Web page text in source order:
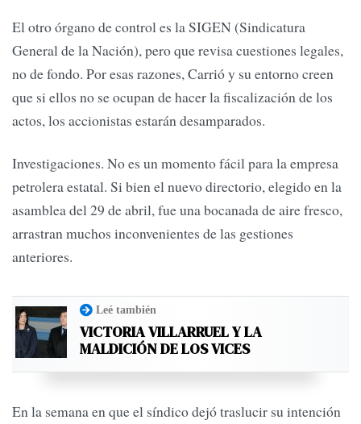
El otro órgano de control es la SIGEN (Sindicatura
General de la Nación), pero que revisa cuestiones legales,
no de fondo. Por esas razones, Carrió y su entorno creen
que si ellos no se ocupan de hacer la fiscalización de los
actos, los accionistas estarán desamparados.
Investigaciones. No es un momento fácil para la empresa
petrolera estatal. Si bien el nuevo directorio, elegido en la
asamblea del 29 de abril, fue una bocanada de aire fresco,
arrastran muchos inconvenientes de las gestiones
anteriores.
Leé también
VICTORIA VILLARRUEL Y LA
MALDICIÓN DE LOS VICES
En la semana en que el síndico dejó traslucir su intención